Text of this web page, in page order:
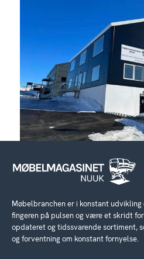
Møbelbranchen er i konstant
fingeren på pulsen og være et skridt
opdateret og tidssvarende sortiment,
og forventning om konstant fornyelse.